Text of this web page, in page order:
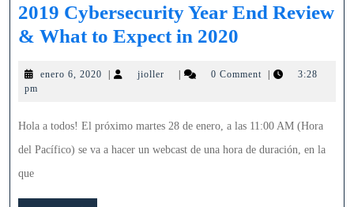
2019 Cybersecurity Year End Review
& What to Expect in 2020
Year
Review
&
enero 6, 2020 enero
| jioller jioller
| 0 Comment |
3:28
pm
Hola a todos! El próximo martes 28 de enero, a las 11:00 AM (Hora
del Pacífico) se va a hacer un webcast de una hora de duración, en la
que